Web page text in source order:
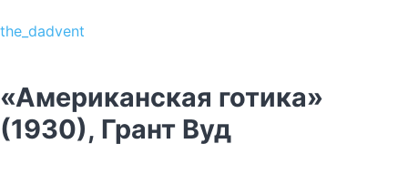
the_dadvent
«Американская готика»
(1930), Грант Вуд